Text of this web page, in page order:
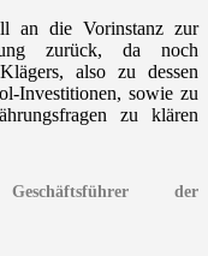
an die Vorinstanz zur
zurück, da noch
also zu dessen
Investitionen, sowie zu
zu klären
der